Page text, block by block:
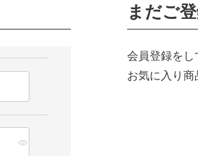
まだご
会員登録をし
お気に入り商